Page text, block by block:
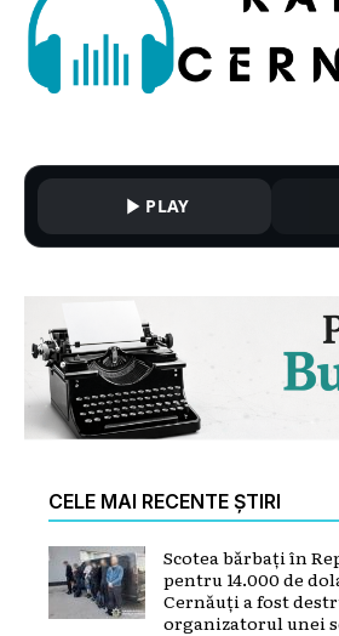
PLAY
CELE MAI RECENTE ȘTIRI
Scotea bărbați în
pentru 14.000 de
Cernăuți a fost
organizatorul unei